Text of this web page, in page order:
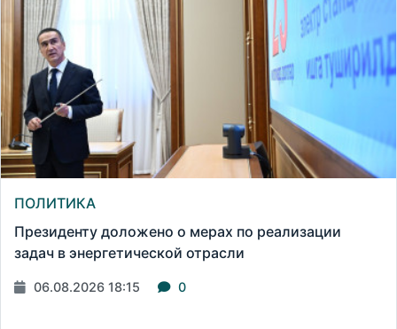
ПОЛИТИКА
Президенту доложено о мерах по реализации
задач в энергетической отрасли
06.08.2026 18:15 0